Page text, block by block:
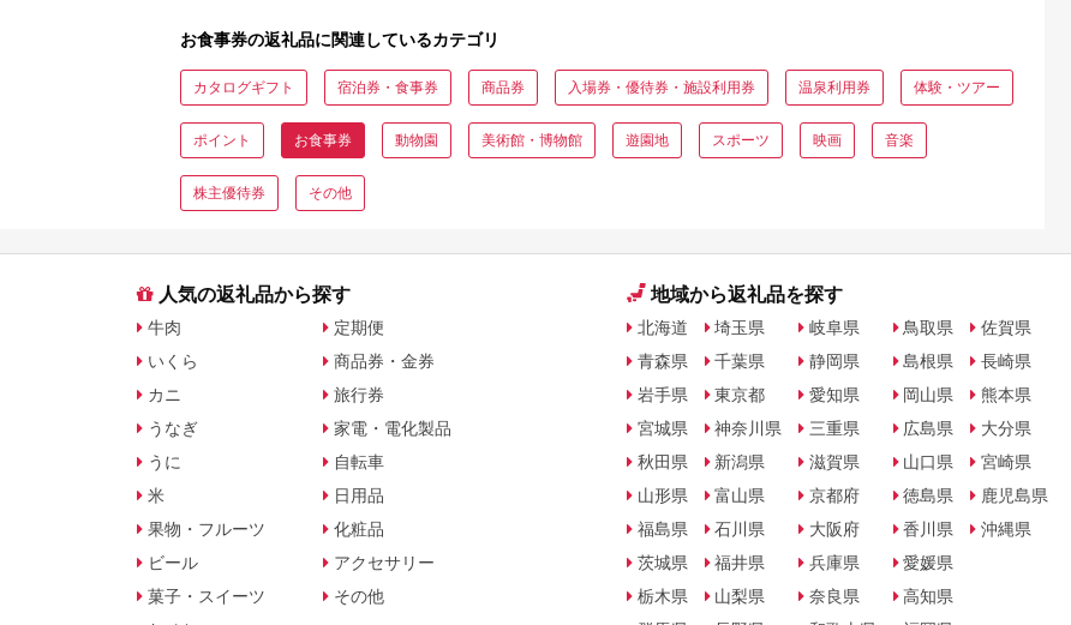
お食事券の返礼品に関連しているカテゴリ
カタログギフト 宿泊券・食事券 商品券 入場券・優待券・施設利用券 温泉利用券 体験・ツアー
ポイント お食事券 動物園 美術館・博物館 遊園地 スポーツ 映画 音楽
株主優待券 その他
人気の返礼品から探す
牛肉
いくら
カニ
うなぎ
うに
米
果物・フルーツ
ビール
菓子・スイーツ
定期便
商品券・金券
旅行券
家電・電化製品
自転車
日用品
化粧品
アクセサリー
その他
地域から返礼品を探す
北海道
青森県
岩手県
宮城県
秋田県
山形県
福島県
茨城県
栃木県
埼玉県
千葉県
東京都
神奈川県
新潟県
富山県
石川県
福井県
山梨県
岐阜県
静岡県
愛知県
三重県
滋賀県
京都府
大阪府
兵庫県
奈良県
鳥取県
島根県
岡山県
広島県
山口県
徳島県
香川県
愛媛県
高知県
佐賀県
長崎県
熊本県
大分県
宮崎県
鹿児島県
沖縄県